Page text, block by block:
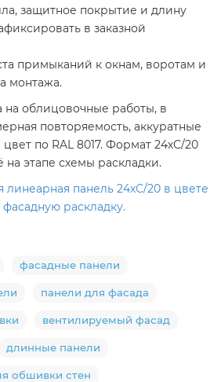
защитное покрытие и длину
в заказной
примыканий к окнам, воротам и
монтажа.
на облицовочные работы, в
повторяемость, аккуратные
по RAL 8017. Формат 24хС/20
на этапе схемы раскладки.
линеарная панель 24хС/20 в цвете
фасадную раскладку.
фасадные панели
панели для фасада
вентилируемый фасад
длинные панели
обшивки стен